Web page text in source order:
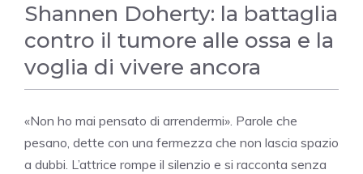
Shannen Doherty: la battaglia
contro il tumore alle ossa e la
voglia di vivere ancora
«Non ho mai pensato di arrendermi». Parole che
pesano, dette con una fermezza che non lascia spazio
a dubbi. L’attrice rompe il silenzio e si racconta senza